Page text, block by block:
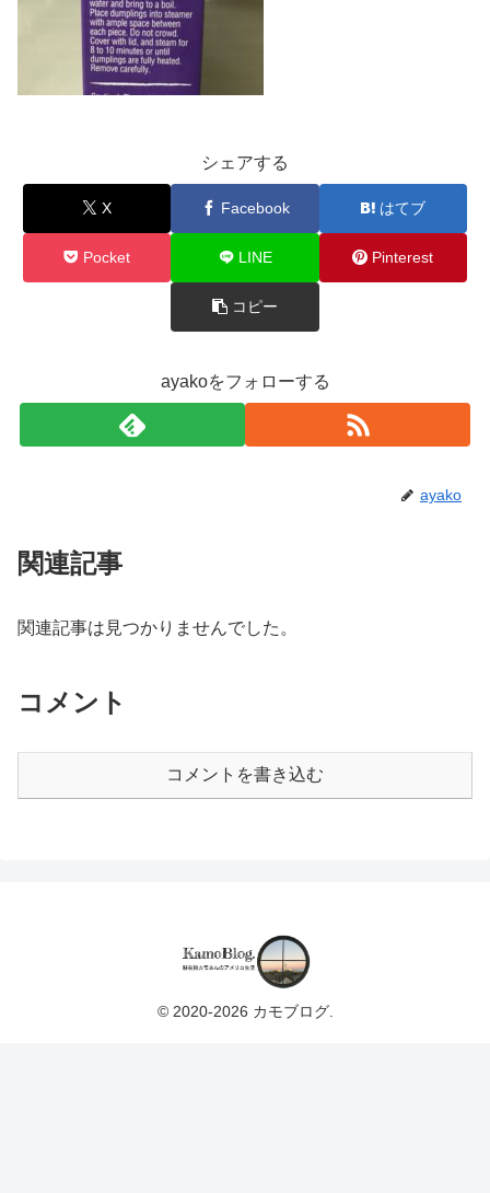
シェアする
X Facebook はてブ
Pocket LINE Pinterest
コピー
ayakoをフォローする
ayako
関連記事
関連記事は見つかりませんでした。
コメント
コメントを書き込む
© 2020-2026 カモブログ.